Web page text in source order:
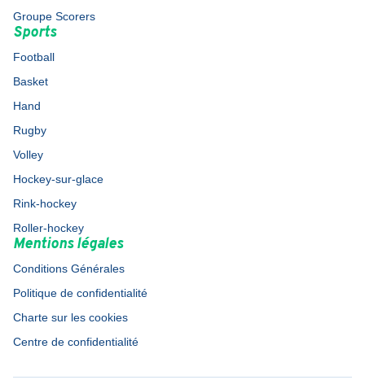
Groupe Scorers
Sports
Football
Basket
Hand
Rugby
Volley
Hockey-sur-glace
Rink-hockey
Roller-hockey
Mentions légales
Conditions Générales
Politique de confidentialité
Charte sur les cookies
Centre de confidentialité